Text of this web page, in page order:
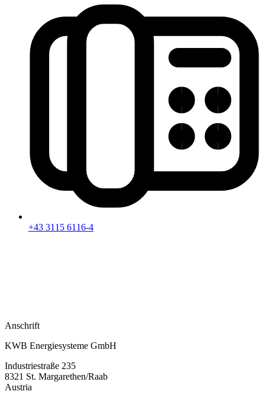
+43 3115 6116-4
Anschrift
KWB Energiesysteme GmbH
Industriestraße 235
8321 St. Margarethen/Raab
Austria